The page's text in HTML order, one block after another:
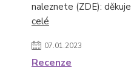
naleznete (ZDE):
celé
07.01.2023
Recenze